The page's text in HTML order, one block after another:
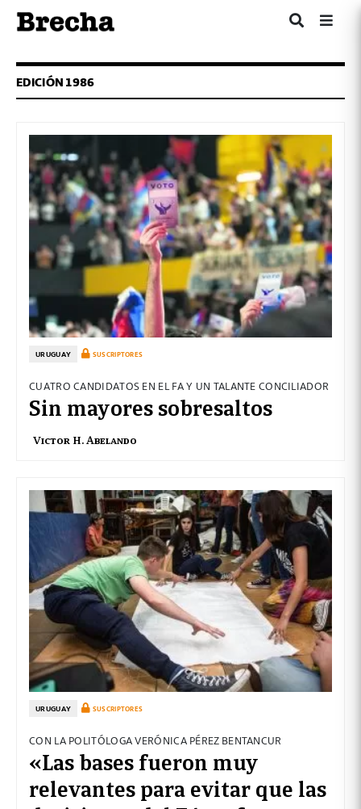
EDICIÓN 1986
URUGUAY SUSCRIPTORES
CUATRO CANDIDATOS EN EL FA Y UN TALANTE CONCILIADOR
Sin mayores sobresaltos
Victor H. Abelando
URUGUAY SUSCRIPTORES
CON LA POLITÓLOGA VERÓNICA PÉREZ BENTANCUR
«Las bases fueron muy
relevantes para evitar que las